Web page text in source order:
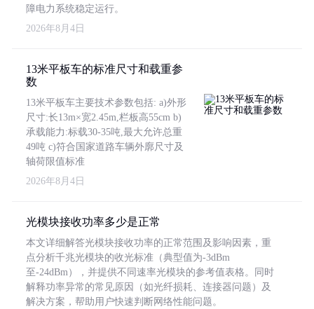
障电力系统稳定运行。
2026年8月4日
13米平板车的标准尺寸和载重参
数
13米平板车主要技术参数包括: a)外形
尺寸:长13m×宽2.45m,栏板高55cm b)
承载能力:标载30-35吨,最大允许总重
49吨 c)符合国家道路车辆外廓尺寸及
轴荷限值标准
2026年8月4日
光模块接收功率多少是正常
本文详细解答光模块接收功率的正常范围及影响因素，重
点分析千兆光模块的收光标准（典型值为-3dBm
至-24dBm），并提供不同速率光模块的参考值表格。同时
解释功率异常的常见原因（如光纤损耗、连接器问题）及
解决方案，帮助用户快速判断网络性能问题。